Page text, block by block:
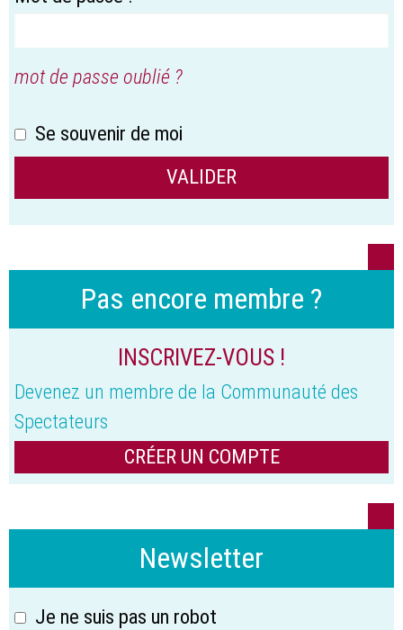
mot de passe oublié ?
Se souvenir de moi
Pas encore membre ?
INSCRIVEZ-VOUS !
Devenez un membre de la Communauté des
Spectateurs
CRÉER UN COMPTE
Newsletter
Je ne suis pas un robot